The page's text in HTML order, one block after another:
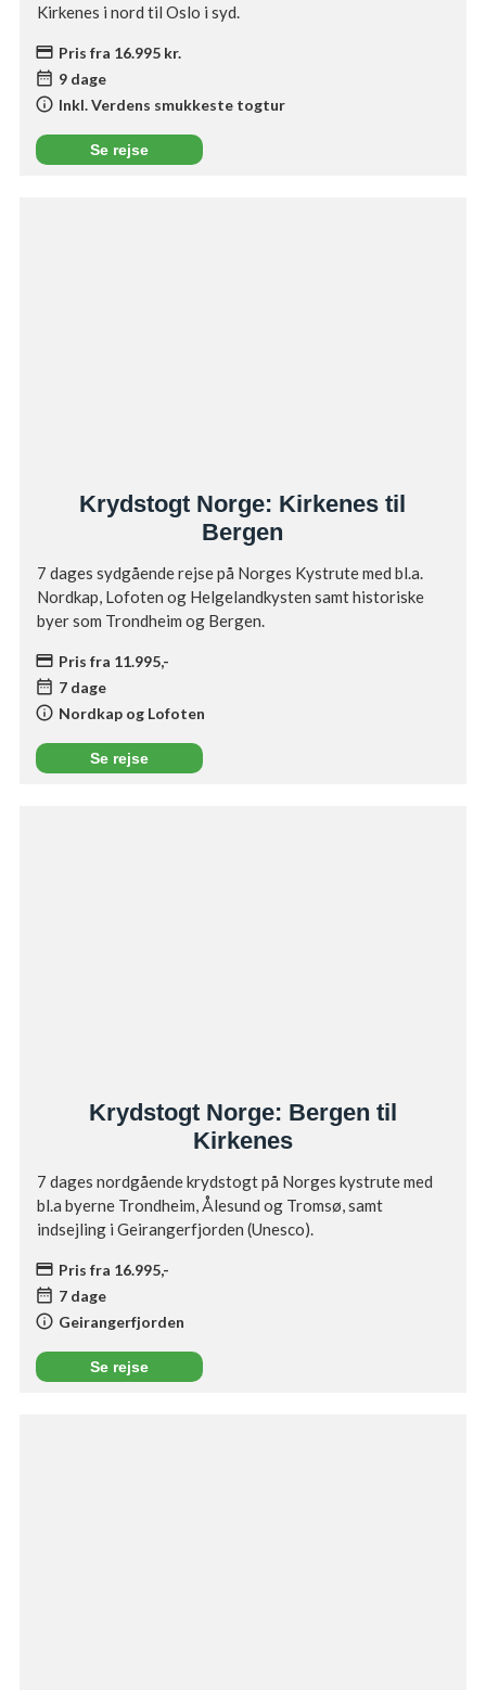
Kirkenes i nord til Oslo i syd.
credit_card Pris fra 16.995 kr.
date_range 9 dage
info Inkl. Verdens smukkeste togtur
Se rejse
Krydstogt Norge: Kirkenes til
Bergen
7 dages sydgående rejse på Norges Kystrute med bl.a.
Nordkap, Lofoten og Helgelandkysten samt historiske
byer som Trondheim og Bergen.
credit_card Pris fra 11.995,-
date_range 7 dage
info Nordkap og Lofoten
Se rejse
Krydstogt Norge: Bergen til
Kirkenes
7 dages nordgående krydstogt på Norges kystrute med
bl.a byerne Trondheim, Ålesund og Tromsø, samt
indsejling i Geirangerfjorden (Unesco).
credit_card Pris fra 16.995,-
date_range 7 dage
info Geirangerfjorden
Se rejse